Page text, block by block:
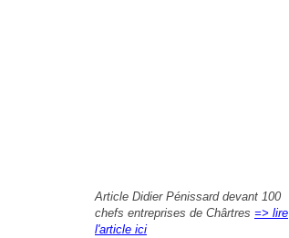
Article Didier Pénissard devant 100
chefs entreprises de Chârtres => lire
l'article ici